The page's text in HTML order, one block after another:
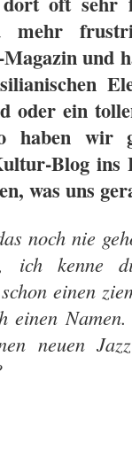
mehr
und
oder ein
wir
Blog ins
was uns
noch nie
kenne
einen
einen
neuen